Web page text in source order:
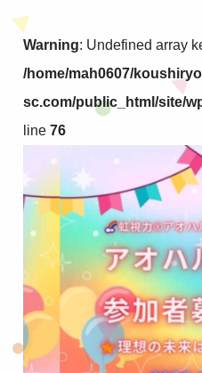
Warning: Undefined array
/home/mah0607/
sc.com/public_html/site/
line76